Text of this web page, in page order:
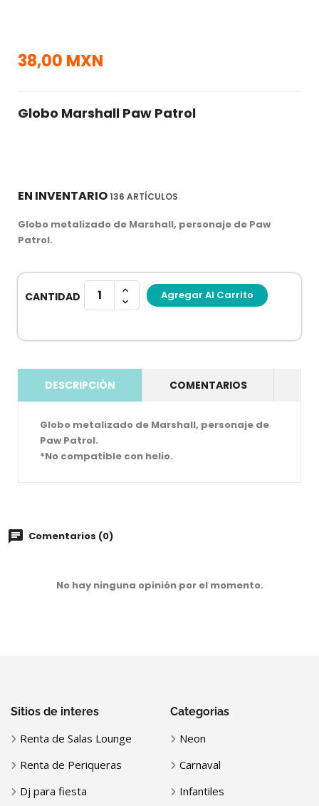
38,00 MXN
Globo Marshall Paw Patrol
EN INVENTARIO136 ARTÍCULOS
Globo metalizado de Marshall, personaje de Paw
Patrol.
CANTIDAD Agregar Al Carrito
DESCRIPCIÓN COMENTARIOS
Globo metalizado de Marshall, personaje de
Paw Patrol.
*No compatible con helio.
Comentarios (0)
No hay ninguna opinión por el momento.
Sitios de interes
Renta de Salas Lounge
Renta de Periqueras
Dj para fiesta
Categorias
Neon
Carnaval
Infantiles